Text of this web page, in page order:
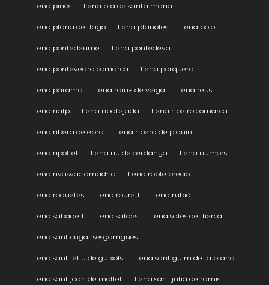
Leña pinós Leña pla de santa maria
Leña plana del lago Leña planoles Leña poio
Leña pontedeume Leña pontedeva
Leña pontevedra comarca Leña porquera
Leña páramo Leña rairiz de veiga Leña reus
Leña rialp Leña ribatejada Leña ribeiro comarca
Leña ribera de ebro Leña ribera de piquín
Leña ripollet Leña riu de cerdanya Leña riumors
Leña rivasvaciamadrid Leña roble precio
Leña roquetes Leña rourell Leña rubiá
Leña sabadell Leña saldes Leña sales de llierca
Leña sant cugat sesgarrigues
Leña sant feliu de guíxols Leña sant guim de la plana
Leña sant joan de mollet Leña sant julià de ramis